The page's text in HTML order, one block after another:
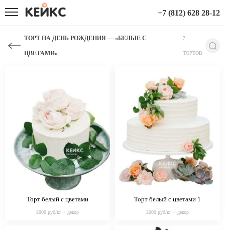
+7 (812) 628 28-12
ТОРТ НА ДЕНЬ РОЖДЕНИЯ — «БЕЛЫЕ С
ЦВЕТАМИ»
7
ТОРТОВ
Торт белый с цветами
2000 руб/кг + декор
Торт белый с цветами 1
2000 руб/кг + декор